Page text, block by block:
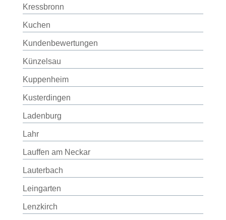
Kressbronn
Kuchen
Kundenbewertungen
Künzelsau
Kuppenheim
Kusterdingen
Ladenburg
Lahr
Lauffen am Neckar
Lauterbach
Leingarten
Lenzkirch